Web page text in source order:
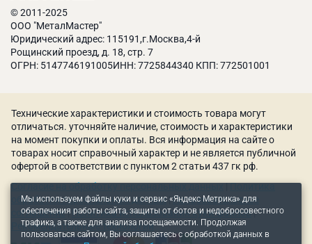
позиционирование инструментов.
6-позиционная револьверная головка для
инструмента. Позволяет быстро менять
инструменты, увеличивает производительность.
Диаметр обработки, расстояние между центрами.
Оптимальные размеры для широкого спектра
изделий.
Токарный станок с ЧПУ требует меньше
операторского времени для управления, что
работу, а защитные меры снижают
производственные риски.
© 2011-2025
ООО "МеталМастер"
Юридический адрес: 115191,г.Москва,4-й
Рощинский проезд, д. 18, стр. 7
ОГРН: 5147746191005ИНН: 7725844340 КПП: 772501001
Мы используем файлы куки и сервис «Яндекс Метрика» для
обеспечения работы сайта, защиты от ботов и недобросовестного
трафика, а также для анализа посещаемости. Продолжая
пользоваться сайтом, Вы соглашаетесь с обработкой данных в
Технические характеристики и стоимость товара могут
отличаться. уточняйте наличие, стоимость и характеристики
на момент покупки и оплаты. Вся информация на сайте о
товарах носит справочный характер и не является публичной
офертой в соответствии с пунктом 2 статьи 437 гк рф.
Согласие на обработку персональных данных|Политика
обработки персональных данных|Пользовательское
соглашение| Политика использования куки-файлов|
Рекомендательные технологии